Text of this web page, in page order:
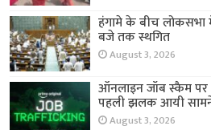
हंगामे के बीच लोकसभा
बजे तक स्थगित
August 3, 2026
ऑनलाइन जॉब स्कैम पर
पहली झलक आयी
August 3, 2026